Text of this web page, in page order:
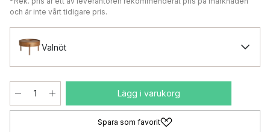
och är inte vårt tidigare pris.
Valnöt
Lägg i varukorg
Spara som favorit